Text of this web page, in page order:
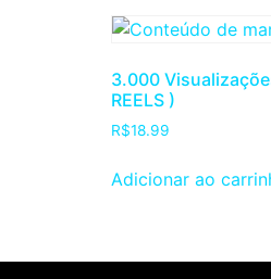
3.000
REELS )
R$18.99
Adicionar ao